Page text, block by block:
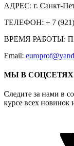
АДРЕС: г. Санкт-
ТЕЛЕФОН: + 7
ВРЕМЯ РАБОТЫ:
Email:
МЫ В СОЦСЕТЯХ
Следите за нами в
курсе всех